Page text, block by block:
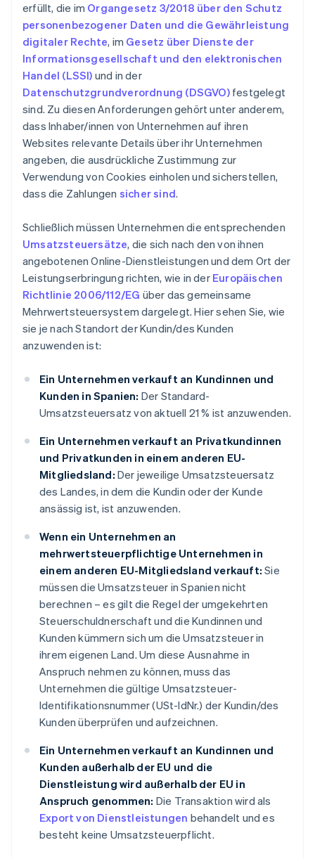
erfüllt, die im Organgesetz 3/2018 über den Schutz
personenbezogener Daten und die Gewährleistung
digitaler Rechte, im Gesetz über Dienste der
Informationsgesellschaft und den elektronischen
Handel (LSSI) und in der
Datenschutzgrundverordnung (DSGVO)festgelegt
sind. Zu diesen Anforderungen gehört unter anderem,
dass Inhaber/innen von Unternehmen auf ihren
Websites relevante Details über ihr Unternehmen
angeben, die ausdrückliche Zustimmung zur
Verwendung von Cookies einholen und sicherstellen,
dass die Zahlungen sicher sind.
Schließlich müssen Unternehmen die entsprechenden
Umsatzsteuersätze, die sich nach den von ihnen
angebotenen Online-Dienstleistungen und dem Ort der
Leistungserbringung richten, wie in der Europäischen
Richtlinie 2006/112/EG über das gemeinsame
Mehrwertsteuersystem dargelegt. Hier sehen Sie, wie
sie je nach Standort der Kundin/des Kunden
anzuwenden ist:
Ein Unternehmen verkauft an Kundinnen und
Kunden in Spanien: Der Standard-
Umsatzsteuersatz von aktuell 21 % ist anzuwenden.
Ein Unternehmen verkauft an Privatkundinnen
und Privatkunden in einem anderen EU-
Mitgliedsland: Der jeweilige Umsatzsteuersatz
des Landes, in dem die Kundin oder der Kunde
ansässig ist, ist anzuwenden.
Wenn ein Unternehmen an
mehrwertsteuerpflichtige Unternehmen in
einem anderen EU-Mitgliedsland verkauft: Sie
müssen die Umsatzsteuer in Spanien nicht
berechnen – es gilt die Regel der umgekehrten
Steuerschuldnerschaft und die Kundinnen und
Kunden kümmern sich um die Umsatzsteuer in
ihrem eigenen Land. Um diese Ausnahme in
Anspruch nehmen zu können, muss das
Unternehmen die gültige Umsatzsteuer-
Identifikationsnummer (USt-IdNr.) der Kundin/des
Kunden überprüfen und aufzeichnen.
Ein Unternehmen verkauft an Kundinnen und
Kunden außerhalb der EU und die
Dienstleistung wird außerhalb der EU in
Anspruch genommen: Die Transaktion wird als
Export von Dienstleistungen behandelt und es
besteht keine Umsatzsteuerpflicht.